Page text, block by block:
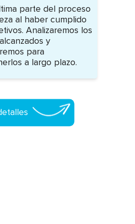
parte del proceso
al haber cumplido
Analizaremos los
y
para
a largo plazo.
Ver agenda completa